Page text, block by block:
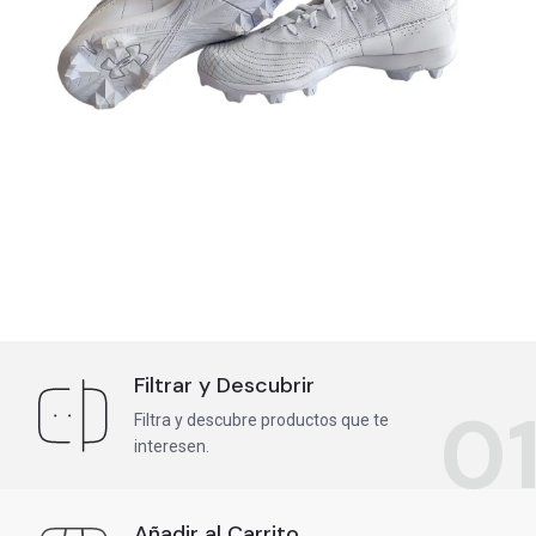
Filtrar y Descubrir
Filtra y descubre productos que te
interesen.